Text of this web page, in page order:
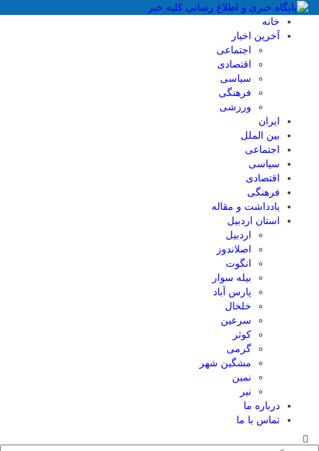
خانه
آخرین اخبار
اجتماعی
اقتصادی
سیاسی
فرهنگی
ورزشی
ایران
بین الملل
اجتماعی
سیاسی
اقتصادی
فرهنگی
یادداشت و مقاله
استان اردبیل
اردبیل
اصلاندوز
انگوت
بیله سوار
پارس آباد
خلخال
سرعین
کوثر
گرمی
مشگین شهر
نمین
نیر
درباره ما
تماس با ما